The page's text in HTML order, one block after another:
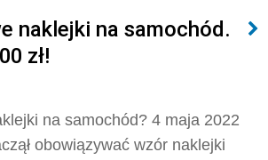
naklejki na samochód.
zł!
na samochód? 4 maja 2022
obowiązywać wzór naklejki